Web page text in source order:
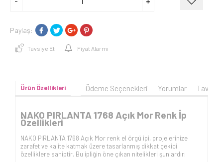
Paylaş:
Tavsiye Et Fiyat Alarmı
Ürün Özellikleri Ödeme Seçenekleri Yorumlar
NAKO PIRLANTA 1768 Açık Mor Renk İp
Özellikleri
NAKO PIRLANTA 1768 Açık Mor renk el örgü ipi, projelerinize
zarafet ve kalite katmak üzere tasarlanmış dikkat çekici
özelliklere sahiptir. Bu ipliğin öne çıkan nitelikleri şunlardır: